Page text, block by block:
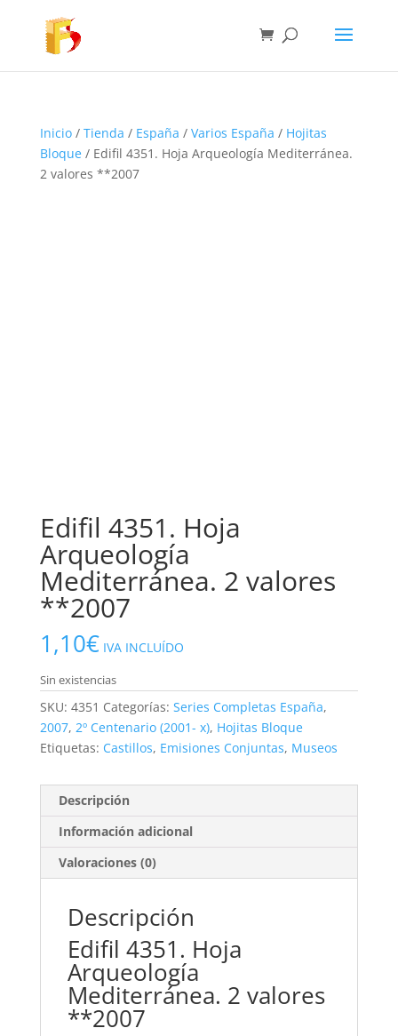
Inicio/ Tienda / España / Varios España / Hojitas
Bloque/ Edifil 4351. Hoja Arqueología Mediterránea.
2 valores **2007
Edifil 4351. Hoja
Arqueología
Mediterránea. 2 valores
**2007
1,10€ IVA INCLUÍDO
Sin existencias
SKU: 4351 Categorías: Series Completas España,
2007, 2º Centenario (2001- x), Hojitas Bloque
Etiquetas: Castillos, Emisiones Conjuntas, Museos
Descripción
Información adicional
Valoraciones (0)
Descripción
Edifil 4351. Hoja
Arqueología
Mediterránea. 2 valores
**2007